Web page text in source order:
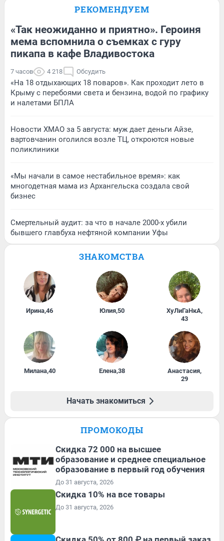
РЕКОМЕНДУЕМ
«Так неожиданно и приятно». Героиня
мема вспомнила о съемках с гуру
пикапа в кафе Владивостока
7 часов 4 218 Обсудить
«На 18 отдыхающих 18 поваров». Как проходит лето в
Крыму с перебоями света и бензина, водой по графику
и налетами БПЛА
Новости ХМАО за 5 августа: муж дает деньги Айзе,
вартовчанин оголился возле ТЦ, откроются новые
поликлиники
«Мы начали в самое нестабильное время»: как
многодетная мама из Архангельска создала свой
бизнес
Смертельный аудит: за что в начале 2000-х убили
бывшего главбуха нефтяной компании Уфы
ЗНАКОМСТВА
Ирина,46 Юлия,50 ХуЛиГаНкА,
43
Милана,40 Елена,38 Анастасия,
29
Начать знакомиться
ПРОМОКОДЫ
Скидка 72 000 на высшее
образование и среднее специальное
образование в первый год обучения
До 31 августа, 2026
Скидка 10% на все товары
До 31 августа, 2026